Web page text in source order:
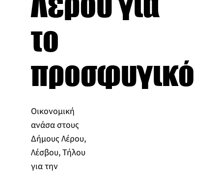
το
προσφυγικό
Οικονομική
ανάσα στους
Δήμους Λέρου,
Λέσβου, Τήλου
για την